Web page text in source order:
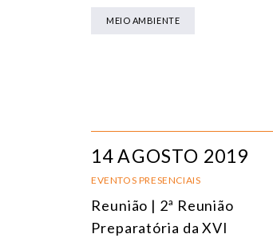
MEIO AMBIENTE
14 AGOSTO 2019
EVENTOS PRESENCIAIS
Reunião | 2ª Reunião
Preparatória da XVI